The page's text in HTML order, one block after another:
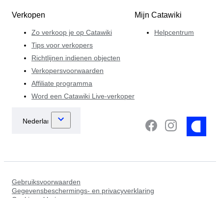
Verkopen
Zo verkoop je op Catawiki
Tips voor verkopers
Richtlijnen indienen objecten
Verkopersvoorwaarden
Affiliate programma
Word een Catawiki Live-verkoper
Mijn Catawiki
Helpcentrum
Gebruiksvoorwaarden
Gegevensbeschermings- en privacyverklaring